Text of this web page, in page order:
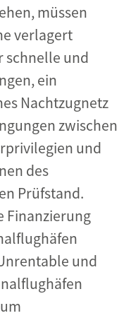
müssen
verlagert
schnelle und
ein
Nachtzugnetz
zwischen
und
des
Prüfstand.
Finanzierung
und